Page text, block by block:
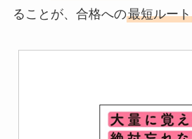
ることが、合格への最短ルート